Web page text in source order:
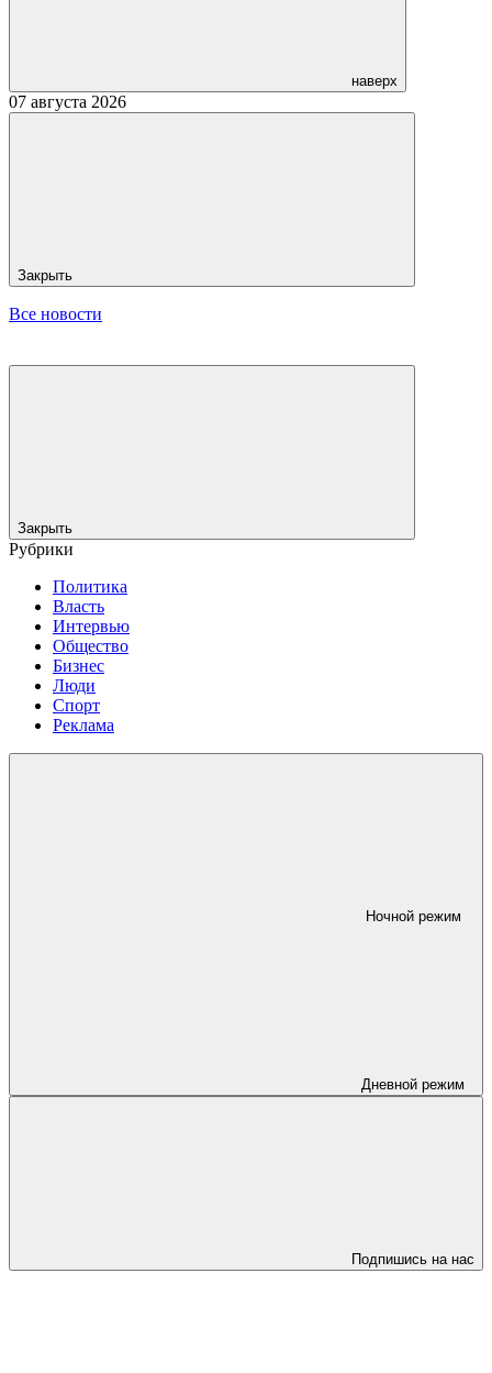
наверх
07 августа 2026
Закрыть
Все новости
Закрыть
Рубрики
Политика
Власть
Интервью
Общество
Бизнес
Люди
Спорт
Реклама
Ночной режим
Дневной режим
Подпишись на нас